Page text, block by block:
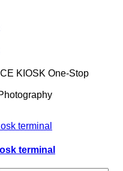
KIOSK One-Stop
terminal